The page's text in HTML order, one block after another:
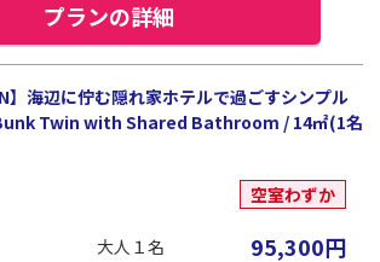
プランの詳細
】海辺に佇む隠れ家ホテルで過ごすシンプル
Twin with Shared Bathroom / 14㎡(1名
空室わずか
大人１名 95,300円